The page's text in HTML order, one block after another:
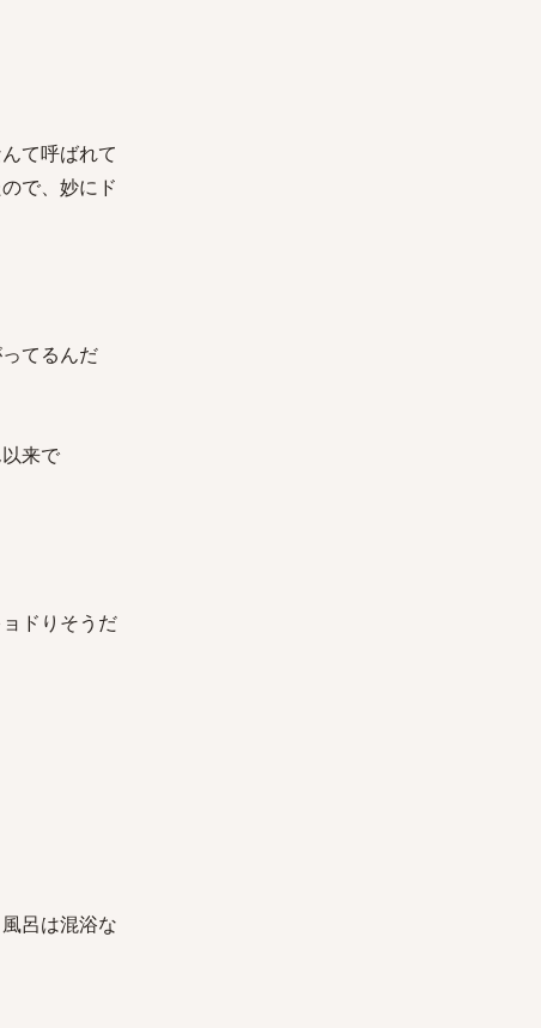
て呼ばれて
で、妙にド
てるんだ
来で
ドりそうだ
呂は混浴な